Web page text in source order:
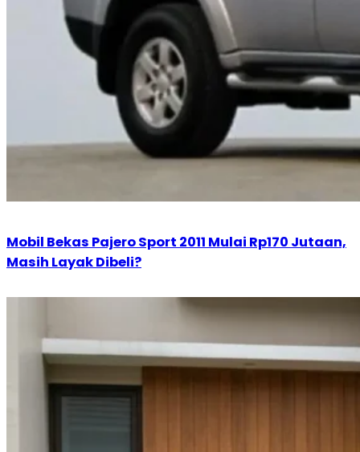
Mobil Bekas Pajero Sport 2011 Mulai Rp170 Jutaan,
Masih Layak Dibeli?